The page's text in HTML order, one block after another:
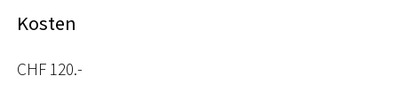
Kosten
CHF 120.-